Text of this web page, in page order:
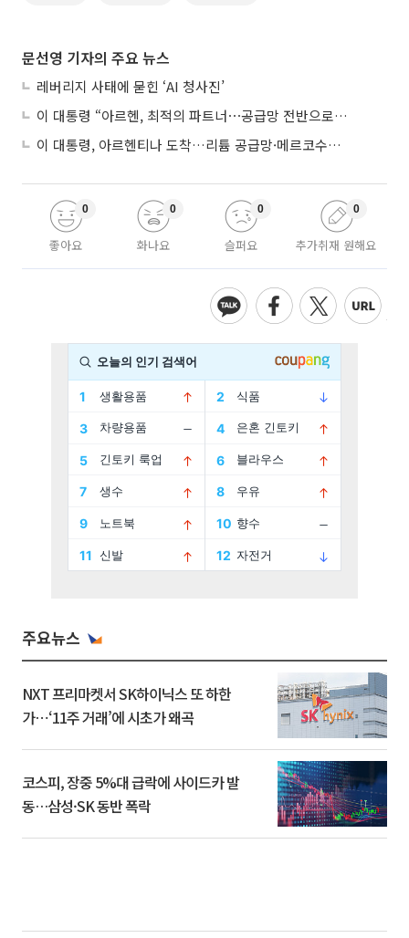
문선영 기자의 주요 뉴스
레버리지 사태에 묻힌 ‘AI 청사진’
이 대통령 “아르헨, 최적의 파트너⋯공급망 전반으로 확대”
이 대통령, 아르헨티나 도착…리튬 공급망·메르코수르 협력 논의
좋아요
0
화나요
0
슬퍼요
0
추가취재 원해요
0
주요뉴스
NXT 프리마켓서 SK하이닉스 또 하한
가⋯‘11주 거래’에 시초가 왜곡
코스피, 장중 5%대 급락에 사이드카 발
동…삼성·SK 동반 폭락